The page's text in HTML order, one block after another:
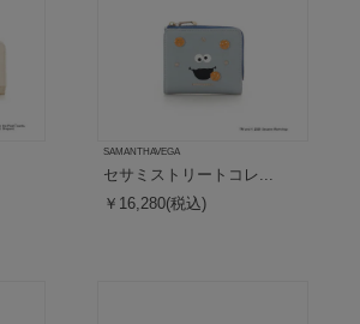
SAMANTHAVEGA
セサミストリートコレ...
￥16,280(税込)